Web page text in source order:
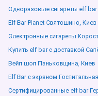
Одноразовые сигареты elf bar
Elf Bar Planet Святошино, Киев
Электронные сигареты
Купить elf bar с доставкой
Вейп шоп Паньковщина, Киев
Elf Bar с экраном
Сертифицированные elf bar